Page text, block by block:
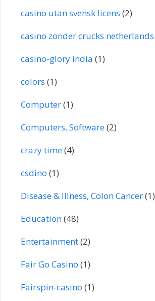
casino utan svensk licens (2)
casino zonder crucks netherlands
casino-glory india (1)
colors (1)
Computer(1)
Computers, Software(2)
crazy time(4)
csdino (1)
Disease & Illness, Colon Cancer(1)
Education(48)
Entertainment(2)
Fair Go Casino (1)
Fairspin-casino (1)